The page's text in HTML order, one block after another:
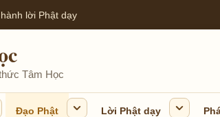
lời Phật dạy
Tâm Học
Đạo Phật Lời Phật dạy